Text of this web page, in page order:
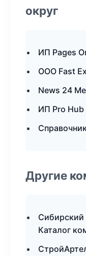
округ
ИП Pages
ООО Fast
News 24
ИП Pro
Другие
Сибирский
Каталог